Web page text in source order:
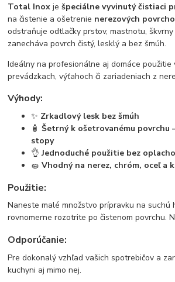
Total Inox ješpeciálne vyvinutý čistiaci
na čistenie a ošetrenie nerezových
odstraňuje odtlačky prstov, mastnotu, škvrny
zanecháva povrch čistý, lesklý a bez šmúh.
Ideálny na profesionálne aj domáce použitie
prevádzkach, výťahoch či zariadeniach z
Výhody:
✨ Zrkadlový lesk bez šmúh
🧴Šetrný k ošetrovanému povrchu
stopy
👌Jednoduché použitie bez
🧽Vhodný na nerez, chróm, oceľ a
Použitie:
Naneste malé množstvo prípravku na suchú
rovnomerne rozotrite po čistenom povrchu.
Odporúčanie:
Pre dokonalý vzhľad vašich spotrebičov a
kuchyni aj mimo nej.